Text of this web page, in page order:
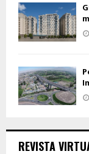
REVISTA